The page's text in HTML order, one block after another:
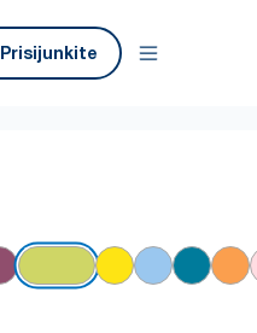
Prisijunkite